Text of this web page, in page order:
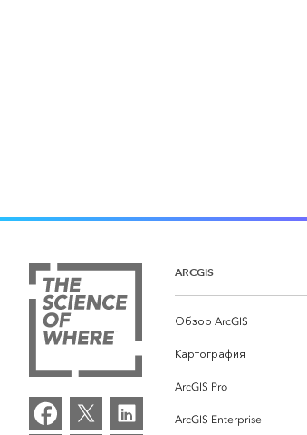
ARCGIS
Обзор ArcGIS
Картография
ArcGIS Pro
ArcGIS Enterprise